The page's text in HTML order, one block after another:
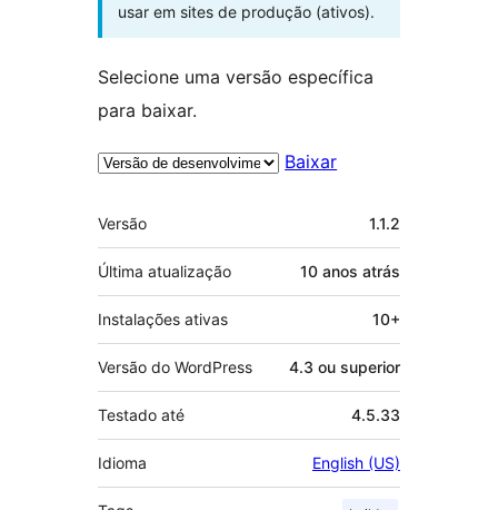
usar em sites de produção (ativos).
Selecione uma versão específica
para baixar.
Baixar
Meta
Versão 1.1.2
Última atualização 10 anos atrás
Instalações ativas 10+
Versão do WordPress 4.3 ou superior
Testado até 4.5.33
Idioma English (US)